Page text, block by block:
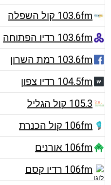
103.6fm קול השפלה
103.6fm רדיו הפתוחה
103.6fm רמת השרון
104.5fm רדיו צפון
105.3 קול הגליל
106fm קול הכנרת
106fm אורנים
106fm רדיו קסם